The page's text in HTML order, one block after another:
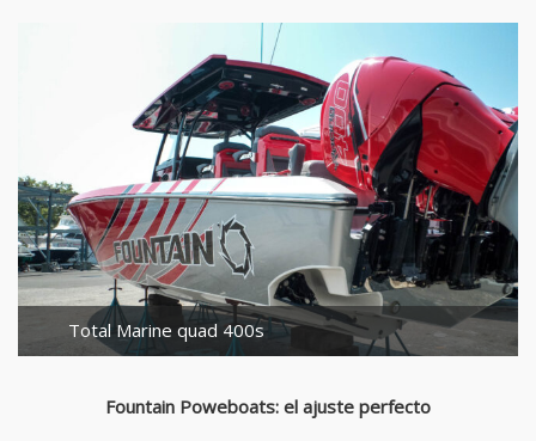
Total Marine quad 400s
Fountain Poweboats: el ajuste perfecto